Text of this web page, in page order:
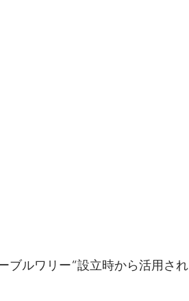
ブルワリー”設立時から活用され